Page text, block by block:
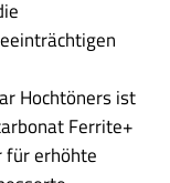
Hochtöners ist
Ferrite+
für erhöhte